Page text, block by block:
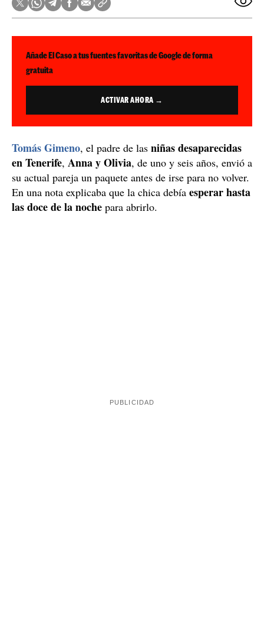
Añade El Caso a tus fuentes favoritas de Google de forma
gratuita
ACTIVAR AHORA →
Tomás Gimeno, el padre de las niñas desaparecidas
en Tenerife, Anna y Olivia, de uno y seis años, envió a
su actual pareja un paquete antes de irse para no volver.
En una nota explicaba que la chica debía esperar hasta
las doce de la noche para abrirlo.